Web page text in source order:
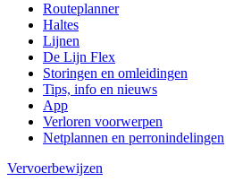
Routeplanner
Haltes
Lijnen
De Lijn Flex
Storingen en omleidingen
Tips, info en nieuws
App
Verloren voorwerpen
Netplannen en perronindelingen
Vervoerbewijzen